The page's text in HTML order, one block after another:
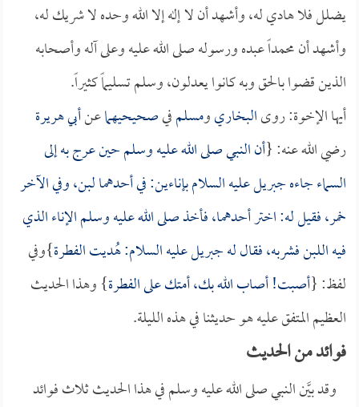
يضلل فلا هادي له، وأشهد أن لا إله إلا الله وحده لا شريك له،
وأشهد أن محمداً عبده ورسوله صلى الله عليه وعلى آله وأصحابه
الذين قضوا بالحق وبه كانوا يعدلون، وسلم تسليماً كثيراً.
أيها الإخوة: روىالبخاريومسلمفيصحيحيهماعنأبي هريرة
رضي الله عنه: {أن النبي صلى الله عليه وسلم حين عرج به إلى
السماء جاءه جبريل عليه السلام بإناءين: في أحدهما لبن، وفي الآخر
خمر، فقيل له: اختر أحدهما، فأخذ صلى الله عليه وسلم الإناء الذي
فيه اللبن فشربه، فقال له جبريل عليه السلام: هُديت الفطرة}وفي
لفظ: {أصبت! أصاب الله بك، أمتك على الفطرة} وهذا الحديث
العظيم المتفق عليه هو حديثنا في هذه الليلة.
فوائد من الحديث
وقد بيَّن النبي صلى الله عليه وسلم في هذا الحديث ثلاث فوائد